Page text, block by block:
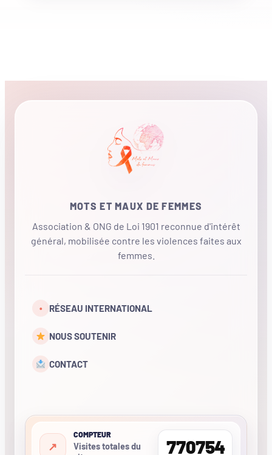
MOTS ET MAUX DE FEMMES
Association & ONG de Loi 1901 reconnue d'intérêt
général, mobilisée contre les violences faites aux
femmes.
• RÉSEAU INTERNATIONAL
NOUS SOUTENIR
CONTACT
COMPTEUR
Visites totales du
770754